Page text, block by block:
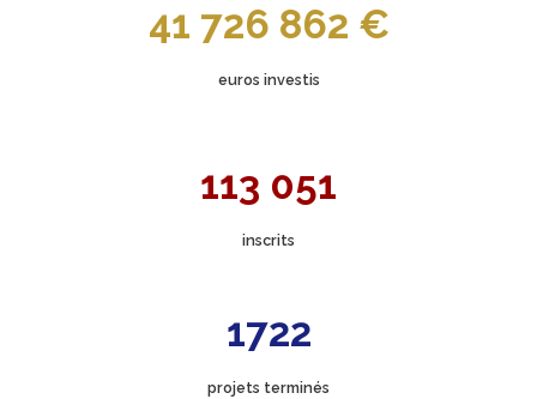
41 726 862 €
euros investis
113 051
inscrits
1722
projets terminés